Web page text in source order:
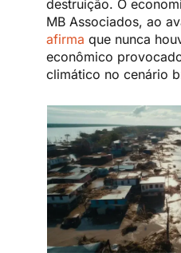
destruição. O
MB Associados, ao
afirma que nunca
econômico
climático no cenário